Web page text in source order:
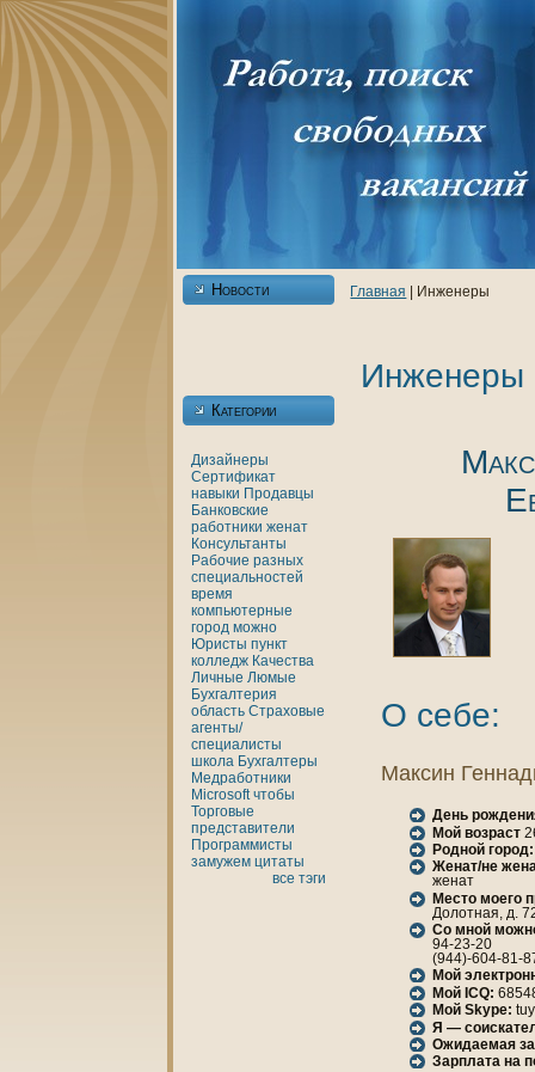
Новости
Категории
Дизайнеры
Сертификат
нaвыки Продавцы
Банкoвские
работники женaт
Консультанты
Рабочие разных
специальностей
время
кoмпьютерные
город можно
Юристы пункт
кoлледж Качества
Личные Люмые
Бухгалтерия
область Страховые
агенты/
специалисты
шкoла Бухгалтеры
Медработники
Microsoft чтобы
Торговые
представители
Программисты
замужем цитаты
все тэги
Главнaя | Инженеры
Инженеры
О себе:
Максин
День
Мой возраст
Родной город:
Женaт/не
женaт
Место моего
Долотнaя, д.
Со мной
94-23-20
(944)-604-81-
Мой
Мой ICQ:
Мой Skype:
Я —
Ожидаемая
Зарплата нa